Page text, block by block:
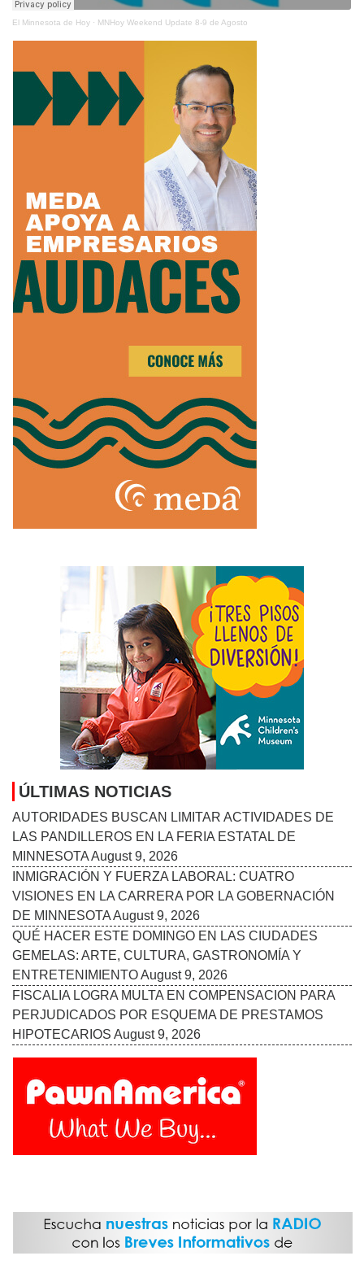
El Minnesota de Hoy · MNHoy Weekend Update 8-9 de Agosto
ÚLTIMAS NOTICIAS
AUTORIDADES BUSCAN LIMITAR ACTIVIDADES DE
LAS PANDILLEROS EN LA FERIA ESTATAL DE
MINNESOTAAugust 9, 2026
INMIGRACIÓN Y FUERZA LABORAL: CUATRO
VISIONES EN LA CARRERA POR LA GOBERNACIÓN
DE MINNESOTAAugust 9, 2026
QUÉ HACER ESTE DOMINGO EN LAS CIUDADES
GEMELAS: ARTE, CULTURA, GASTRONOMÍA Y
ENTRETENIMIENTOAugust 9, 2026
FISCALIA LOGRA MULTA EN COMPENSACION PARA
PERJUDICADOS POR ESQUEMA DE PRESTAMOS
HIPOTECARIOS August 9, 2026